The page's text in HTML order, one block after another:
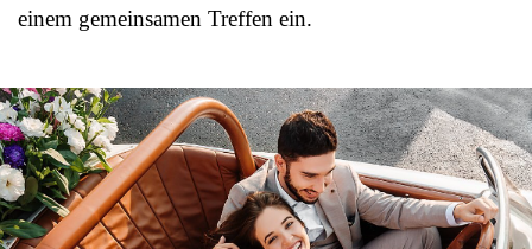
einem gemeinsamen Treffen ein.